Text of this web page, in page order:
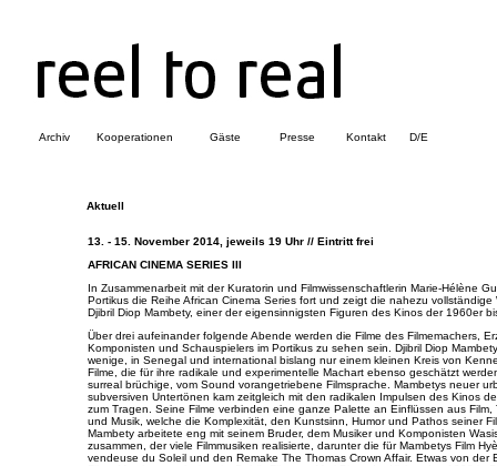
Archiv Kooperationen Gäste Presse Kontakt D/E
Aktuell
13. - 15. November 2014, jeweils 19 Uhr // Eintritt frei
AFRICAN CINEMA SERIES III
In Zusammenarbeit mit der Kuratorin und Filmwissenschaftlerin Marie-Hélène
Portikus die Reihe African Cinema Series fort und zeigt die nahezu vollständige
Djibril Diop Mambety, einer der eigensinnigsten Figuren des Kinos der 1960er
Über drei aufeinander folgende Abende werden die Filme des Filmemachers,
Komponisten und Schauspielers im Portikus zu sehen sein. Djibril Diop
wenige, in Senegal und international bislang nur einem kleinen Kreis von
Filme, die für ihre radikale und experimentelle Machart ebenso geschätzt
surreal brüchige, vom Sound vorangetriebene Filmsprache. Mambetys neuer
subversiven Untertönen kam zeitgleich mit den radikalen Impulsen des Kinos
zum Tragen. Seine Filme verbinden eine ganze Palette an Einflüssen aus Film,
und Musik, welche die Komplexität, den Kunstsinn, Humor und Pathos seiner
Mambety arbeitete eng mit seinem Bruder, dem Musiker und Komponisten
zusammen, der viele Filmmusiken realisierte, darunter die für Mambetys Film
vendeuse du Soleil und den Remake The Thomas Crown Affair. Etwas von der